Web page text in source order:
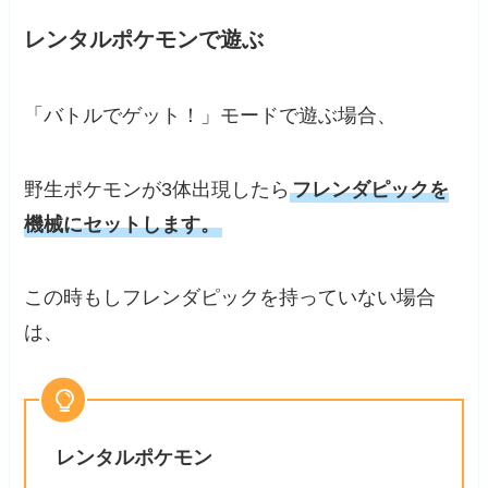
レンタルポケモンで遊ぶ
「バトルでゲット！」モードで遊ぶ場合、
野生ポケモンが3体出現したらフレンダピックを
機械にセットします。
この時もしフレンダピックを持っていない場合
は、
レンタルポケモン